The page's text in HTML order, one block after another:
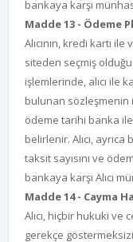
bankaya karşı
Madde 13 - Ödeme
Alıcının, kredi kartı
siteden seçmiş
işlemlerinde, alıcı ile
bulunan sözleşmenin
ödeme tarihi banka
belirlenir. Alıcı,
taksit sayısını ve
bankaya karşı Alıcı
Madde 14 - Cayma
Alıcı, hiçbir hukuki
gerekçe